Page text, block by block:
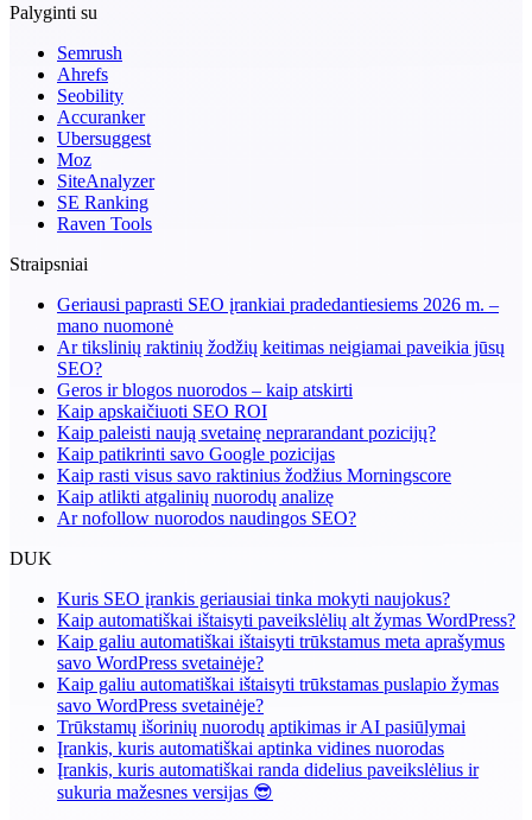
Palyginti su
Semrush
Ahrefs
Seobility
Accuranker
Ubersuggest
Moz
SiteAnalyzer
SE Ranking
Raven Tools
Straipsniai
Geriausi paprasti SEO įrankiai pradedantiesiems 2026 m. –
mano nuomonė
Ar tikslinių raktinių žodžių keitimas neigiamai paveikia jūsų
SEO?
Geros ir blogos nuorodos – kaip atskirti
Kaip apskaičiuoti SEO ROI
Kaip paleisti naują svetainę neprarandant pozicijų?
Kaip patikrinti savo Google pozicijas
Kaip rasti visus savo raktinius žodžius Morningscore
Kaip atlikti atgalinių nuorodų analizę
Ar nofollow nuorodos naudingos SEO?
DUK
Kuris SEO įrankis geriausiai tinka mokyti naujokus?
Kaip automatiškai ištaisyti paveikslėlių alt žymas WordPress?
Kaip galiu automatiškai ištaisyti trūkstamus meta aprašymus
savo WordPress svetainėje?
Kaip galiu automatiškai ištaisyti trūkstamas puslapio žymas
savo WordPress svetainėje?
Trūkstamų išorinių nuorodų aptikimas ir AI pasiūlymai
Įrankis, kuris automatiškai aptinka vidines nuorodas
Įrankis, kuris automatiškai randa didelius paveikslėlius ir
sukuria mažesnes versijas 😎